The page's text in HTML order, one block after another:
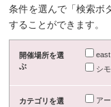
条件を選んで「検索ボ
することができます。
開催場所を選
ぶ
east
シ
カテゴリを選
ア